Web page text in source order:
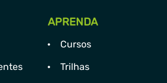
APRENDA
Cursos
Trilhas